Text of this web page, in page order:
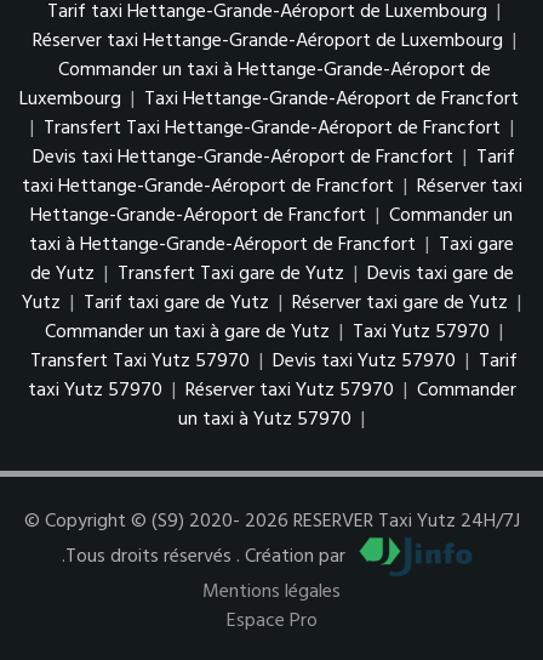
Tarif taxi Hettange-Grande-Aéroport de Luxembourg |
Réserver taxi Hettange-Grande-Aéroport de Luxembourg |
Commander un taxi à Hettange-Grande-Aéroport de
Luxembourg | Taxi Hettange-Grande-Aéroport de Francfort
| Transfert Taxi Hettange-Grande-Aéroport de Francfort |
Devis taxi Hettange-Grande-Aéroport de Francfort | Tarif
taxi Hettange-Grande-Aéroport de Francfort | Réserver taxi
Hettange-Grande-Aéroport de Francfort | Commander un
taxi à Hettange-Grande-Aéroport de Francfort | Taxi gare
de Yutz | Transfert Taxi gare de Yutz | Devis taxi gare de
Yutz | Tarif taxi gare de Yutz | Réserver taxi gare de Yutz |
Commander un taxi à gare de Yutz | Taxi Yutz 57970 |
Transfert Taxi Yutz 57970 | Devis taxi Yutz 57970 | Tarif
taxi Yutz 57970 | Réserver taxi Yutz 57970 | Commander
un taxi à Yutz 57970 |
© Copyright © (S9) 2020- 2026 RESERVER Taxi Yutz 24H/7J
.Tous droits réservés . Création par
Mentions légales
Espace Pro